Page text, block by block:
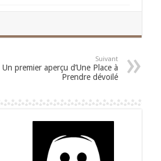
Suivant
Un premier aperçu d’Une Place à
Prendre dévoilé